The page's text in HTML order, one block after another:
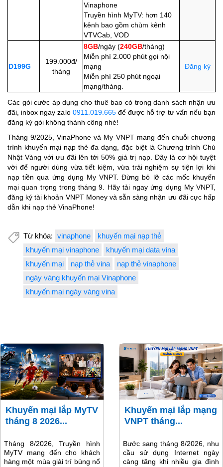
Vinaphone
Truyền hình MyTV: hơn 140
kênh bao gồm chùm kênh
VTVCab, VOD
D199G
199.000đ/
tháng
8GB/ngày (240GB/tháng)
Miễn phí 2.000 phút gọi nội
mạng
Miễn phí 250 phút ngoại
mạng/tháng.
Đăng ký
Các gói cước áp dụng cho thuê bao có trong danh sách nhận ưu
đãi, inbox ngay zalo 0911.019.665để được hỗ trợ tư vấn nếu bạn
đăng ký gói không thành công nhé!
Tháng 9/2025, VinaPhone và My VNPT mang đến chuỗi chương
trình khuyến mại nạp thẻ đa dạng, đặc biệt là Chương trình Chủ
Nhật Vàng với ưu đãi lên tới 50% giá trị nạp. Đây là cơ hội tuyệt
vời để người dùng vừa tiết kiệm, vừa trải nghiệm sự tiện lợi khi
nạp tiền qua ứng dụng My VNPT. Đừng bỏ lỡ các mốc khuyến
mại quan trọng trong tháng 9. Hãy tải ngay ứng dụng My VNPT,
đăng ký tài khoản VNPT Money và sẵn sàng nhận ưu đãi cực hấp
dẫn khi nạp thẻ VinaPhone!
Từ khóa: vinaphone
khuyến mại nạp thẻ
khuyến mại vinaphone
khuyến mại data vina
khuyến mại
nạp thẻ vina
nạp thẻ vinaphone
ngày vàng khuyến mại Vinaphone
khuyến mại ngày vàng vina
Khuyến mại lắp MyTV
tháng 8 2026...
Tháng 8/2026, Truyền hình
MyTV mang đến cho khách
hàng một mùa giải trí bùng nổ
Khuyến mại lắp mạng
VNPT tháng...
Bước sang tháng 8/2026, nhu
cầu sử dụng Internet ngày
càng tăng khi nhiều gia đình